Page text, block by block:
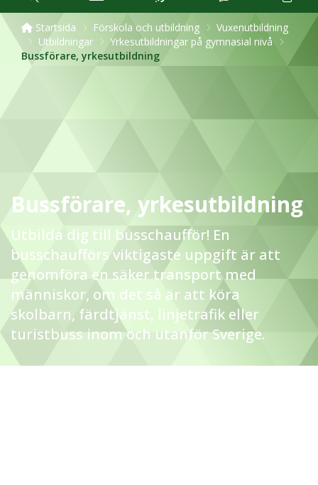
Startsida Förskola och utbildning
Vuxenutbildning
Utbildningar
Yrkesutbildningar på gymnasial nivå
Bussförare, yrkesutbildning
Bussförare, yrkesutbildning
Utbilda dig till busschaufför! En
busschaufförs viktigaste uppgift är att
genomföra en säker transport med
människor, om det så är att köra
skolbarn, färdtjänst, linjetrafik eller
turistbuss inom och utanför Sverige.